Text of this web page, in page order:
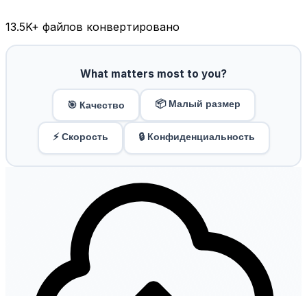
13.5K+ файлов конвертировано
What matters most to you?
🎯 Качество 📦 Малый размер
⚡ Скорость 🔒 Конфиденциальность